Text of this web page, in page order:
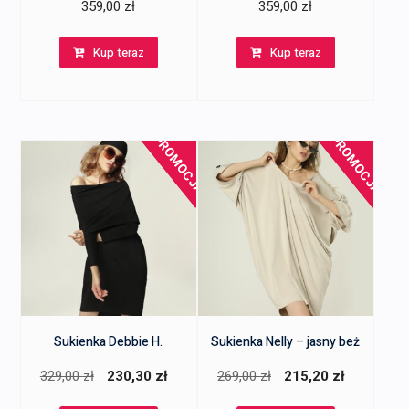
359,00 zł
Kup teraz
359,00 zł
Kup teraz
PROMOCJA!
Sukienka Debbie H.
329,00zł
Pierwotna
230,30 zł
Aktualna
PROMOCJA!
Sukienka Nelly – jasny beż
269,00zł
Pierwotna
215,20 zł